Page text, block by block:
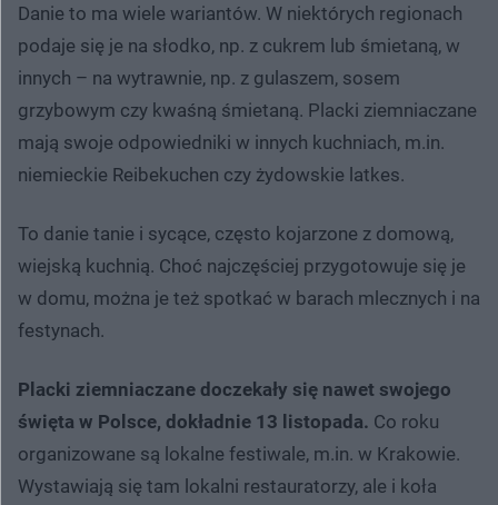
Danie to ma wiele wariantów. W niektórych regionach
podaje się je na słodko, np. z cukrem lub śmietaną, w
innych – na wytrawnie, np. z gulaszem, sosem
grzybowym czy kwaśną śmietaną. Placki ziemniaczane
mają swoje odpowiedniki w innych kuchniach, m.in.
niemieckie Reibekuchen czy żydowskie latkes.
To danie tanie i sycące, często kojarzone z domową,
wiejską kuchnią. Choć najczęściej przygotowuje się je
w domu, można je też spotkać w barach mlecznych i na
festynach.
Placki ziemniaczane doczekały się nawet swojego
święta w Polsce, dokładnie 13 listopada. Co roku
organizowane są lokalne festiwale, m.in. w Krakowie.
Wystawiają się tam lokalni restauratorzy, ale i koła